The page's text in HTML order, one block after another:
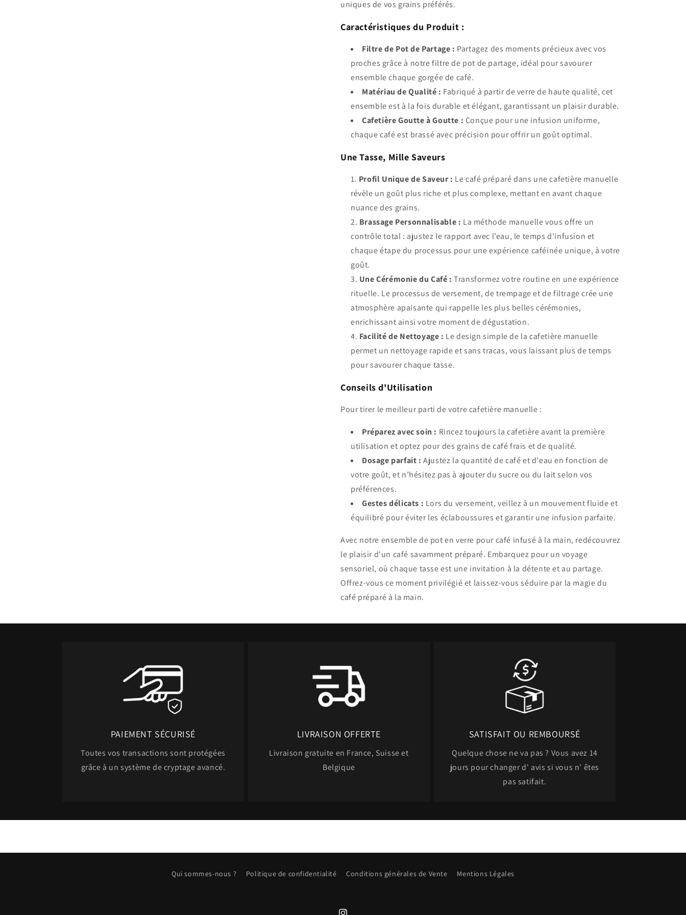
uniques de vos grains préférés.
Caractéristiques du Produit :
Filtre de Pot de Partage : Partagez des moments précieux avec vos
proches grâce à notre filtre de pot de partage, idéal pour savourer
ensemble chaque gorgée de café.
Matériau de Qualité : Fabriqué à partir de verre de haute qualité, cet
ensemble est à la fois durable et élégant, garantissant un plaisir durable.
Cafetière Goutte à Goutte : Conçue pour une infusion uniforme,
chaque café est brassé avec précision pour offrir un goût optimal.
Une Tasse, Mille Saveurs
Profil Unique de Saveur : Le café préparé dans une cafetière manuelle
révèle un goût plus riche et plus complexe, mettant en avant chaque
nuance des grains.
Brassage Personnalisable : La méthode manuelle vous offre un
contrôle total : ajustez le rapport avec l’eau, le temps d’infusion et
chaque étape du processus pour une expérience caféinée unique, à votre
goût.
Une Cérémonie du Café : Transformez votre routine en une expérience
rituelle. Le processus de versement, de trempage et de filtrage crée une
atmosphère apaisante qui rappelle les plus belles cérémonies,
enrichissant ainsi votre moment de dégustation.
Facilité de Nettoyage : Le design simple de la cafetière manuelle
permet un nettoyage rapide et sans tracas, vous laissant plus de temps
pour savourer chaque tasse.
Conseils d'Utilisation
Pour tirer le meilleur parti de votre cafetière manuelle :
Préparez avec soin : Rincez toujours la cafetière avant la première
utilisation et optez pour des grains de café frais et de qualité.
Dosage parfait : Ajustez la quantité de café et d'eau en fonction de
votre goût, et n’hésitez pas à ajouter du sucre ou du lait selon vos
préférences.
Gestes délicats : Lors du versement, veillez à un mouvement fluide et
équilibré pour éviter les éclaboussures et garantir une infusion parfaite.
Avec notre ensemble de pot en verre pour café infusé à la main, redécouvrez
le plaisir d'un café savamment préparé. Embarquez pour un voyage
sensoriel, où chaque tasse est une invitation à la détente et au partage.
Offrez-vous ce moment privilégié et laissez-vous séduire par la magie du
café préparé à la main.
PAIEMENT SÉCURISÉ
Toutes vos transactions sont protégées
grâce à un système de cryptage avancé.
LIVRAISON OFFERTE
Livraison gratuite en France, Suisse et
Belgique
SATISFAIT OU REMBOURSÉ
Quelque chose ne va pas ? Vous avez 14
jours pour changer d' avis si vous n' êtes
pas satifait.
Qui sommes-nous ? Politique de confidentialité Conditions générales de Vente Mentions Légales